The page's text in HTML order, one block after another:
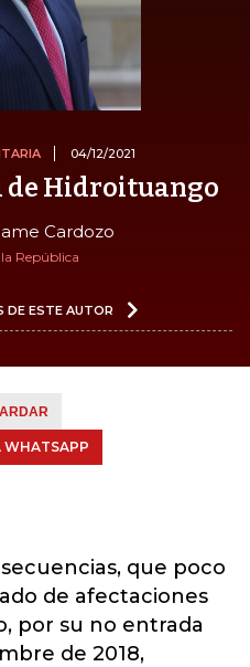
04/12/2021
de Hidroituango
Cardozo
República
DE ESTE AUTOR
WHATSAPP
que poco
de afectaciones
por su no entrada
de 2018,